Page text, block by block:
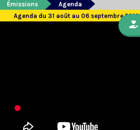
Émissions
Agenda
Agenda du 31 août au 06 septembre 2013